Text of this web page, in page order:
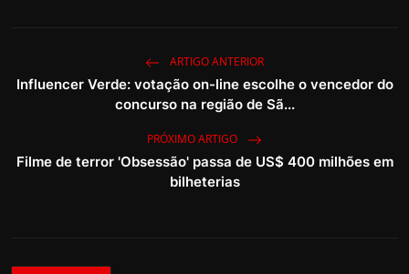
ARTIGO ANTERIOR
Influencer Verde: votação on-line escolhe o vencedor do
concurso na região de Sã...
PRÓXIMO ARTIGO
Filme de terror 'Obsessão' passa de US$ 400 milhões em
bilheterias